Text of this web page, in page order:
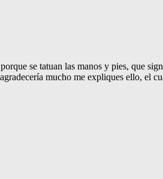
se tatuan las manos y pies, que
mucho me expliques ello, el